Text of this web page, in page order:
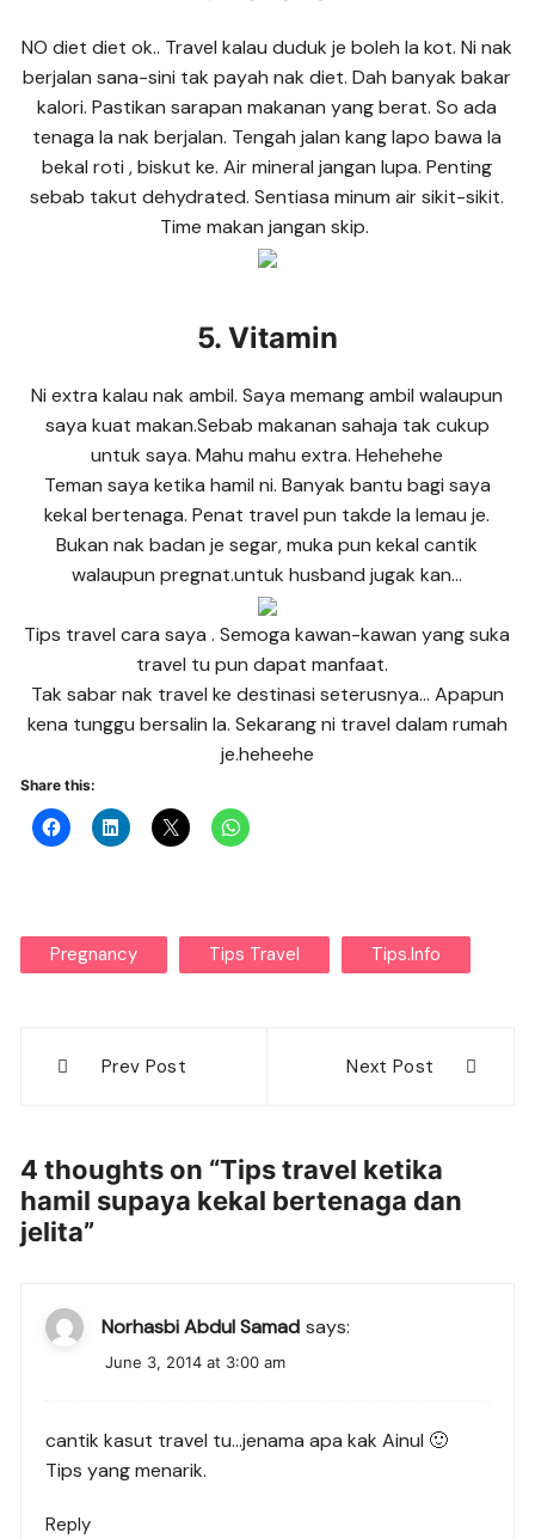
NO diet diet ok.. Travel kalau duduk je boleh la kot. Ni nak
berjalan sana-sini tak payah nak diet. Dah banyak bakar
kalori. Pastikan sarapan makanan yang berat. So ada
tenaga la nak berjalan. Tengah jalan kang lapo bawa la
bekal roti , biskut ke. Air mineral jangan lupa. Penting
sebab takut dehydrated. Sentiasa minum air sikit-sikit.
Time makan jangan skip.
5. Vitamin
Ni extra kalau nak ambil. Saya memang ambil walaupun
saya kuat makan.Sebab makanan sahaja tak cukup
untuk saya. Mahu mahu extra. Hehehehe
Teman saya ketika hamil ni. Banyak bantu bagi saya
kekal bertenaga. Penat travel pun takde la lemau je.
Bukan nak badan je segar, muka pun kekal cantik
walaupun pregnat.untuk husband jugak kan…
Tips travel cara saya . Semoga kawan-kawan yang suka
travel tu pun dapat manfaat.
Tak sabar nak travel ke destinasi seterusnya… Apapun
kena tunggu bersalin la. Sekarang ni travel dalam rumah
je.heheehe
Share this:
Pregnancy Tips Travel Tips.info
navigation
Prev Post Next Post
4 thoughts on “Tips travel ketika
hamil supaya kekal bertenaga dan
jelita”
Norhasbi Abdul Samad says:
June 3, 2014 at 3:00 am
cantik kasut travel tu…jenama apa kak Ainul 🙂
Tips yang menarik.
Reply